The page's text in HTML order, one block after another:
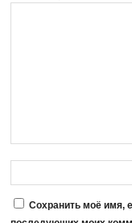
Сохранить моё имя,